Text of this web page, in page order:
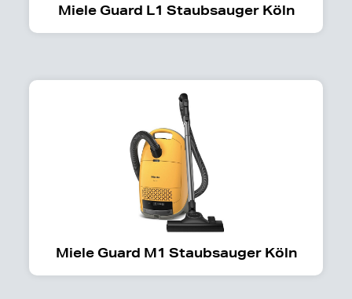
Miele Guard L1 Staubsauger Köln
Miele Guard M1 Staubsauger Köln